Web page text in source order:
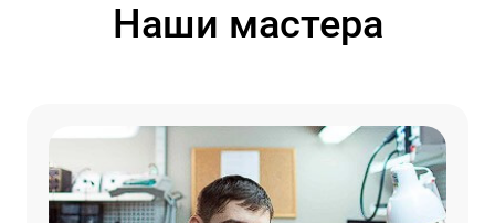
Наши мастера